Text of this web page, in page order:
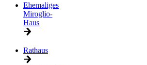
Ehemaliges
Miroglio-
Haus
Rathaus